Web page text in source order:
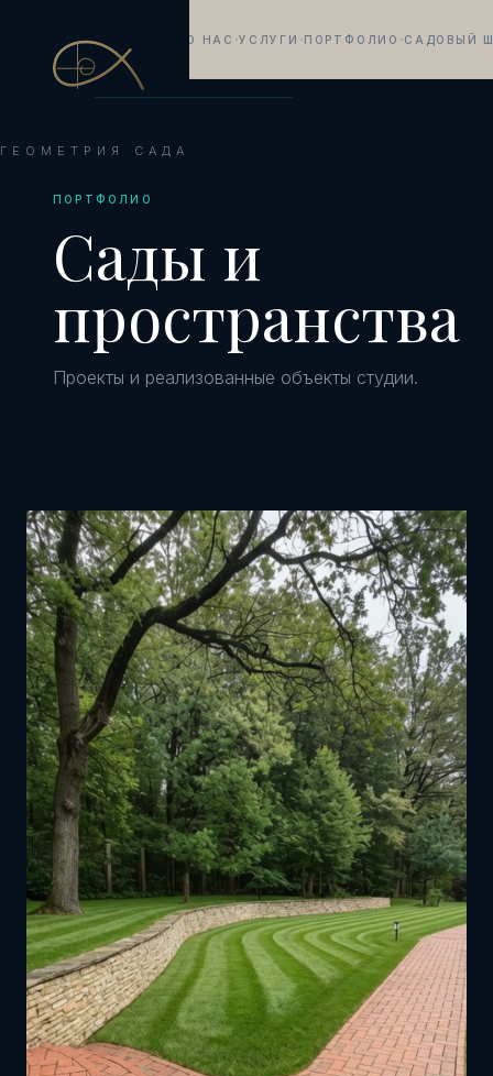
ГЕОМЕТРИЯ САДА
САДОВАЯ АРХИТЕКТУРА
О НАС •УСЛУГИ • ПОРТФОЛИО • САДОВЫЙ
ПОРТФОЛИО
Сады и
пространства
Проекты и реализованные объекты студии.